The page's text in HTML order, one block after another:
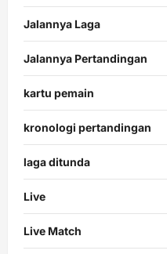
Jalannya Laga
Jalannya Pertandingan
kartu pemain
kronologi pertandingan
laga ditunda
Live
Live Match